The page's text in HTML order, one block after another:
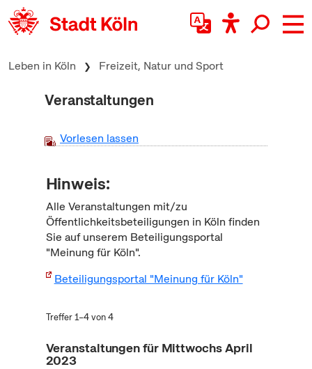
zum Inhalt springen
Leben in Köln Freizeit, Natur und Sport
Veranstaltungen
Vorlesen lassen
Hinweis:
Alle Veranstaltungen mit/zu
Öffentlichkeitsbeteiligungen in Köln finden
Sie auf unserem Beteiligungsportal
"Meinung für Köln".
Beteiligungsportal "Meinung für Köln"
Treffer 1–4 von 4
Veranstaltungen für Mittwochs April
2023